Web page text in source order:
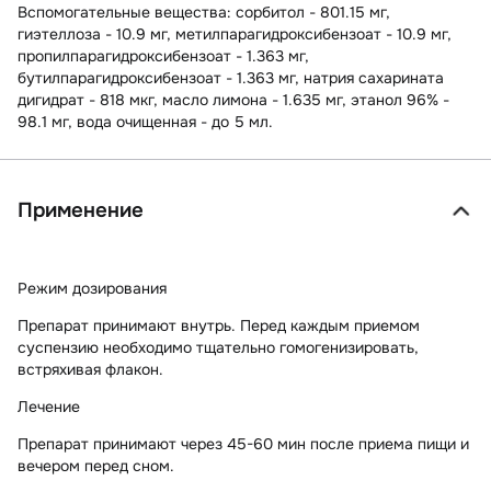
Вспомогательные вещества: сорбитол - 801.15 мг,
гиэтеллоза - 10.9 мг, метилпарагидроксибензоат - 10.9 мг,
пропилпарагидроксибензоат - 1.363 мг,
бутилпарагидроксибензоат - 1.363 мг, натрия сахарината
дигидрат - 818 мкг, масло лимона - 1.635 мг, этанол 96% -
98.1 мг, вода очищенная - до 5 мл.
Применение
Режим дозирования
Препарат принимают внутрь. Перед каждым приемом
суспензию необходимо тщательно гомогенизировать,
встряхивая флакон.
Лечение
Препарат принимают через 45-60 мин после приема пищи и
вечером перед сном.